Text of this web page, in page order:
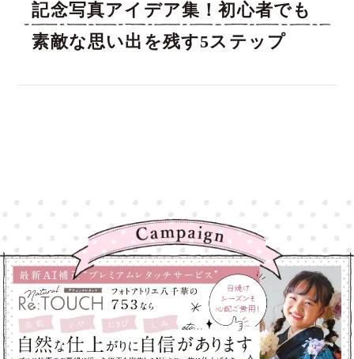
記念写真アイデア集！初心者でも
素敵な思い出を残す5ステップ